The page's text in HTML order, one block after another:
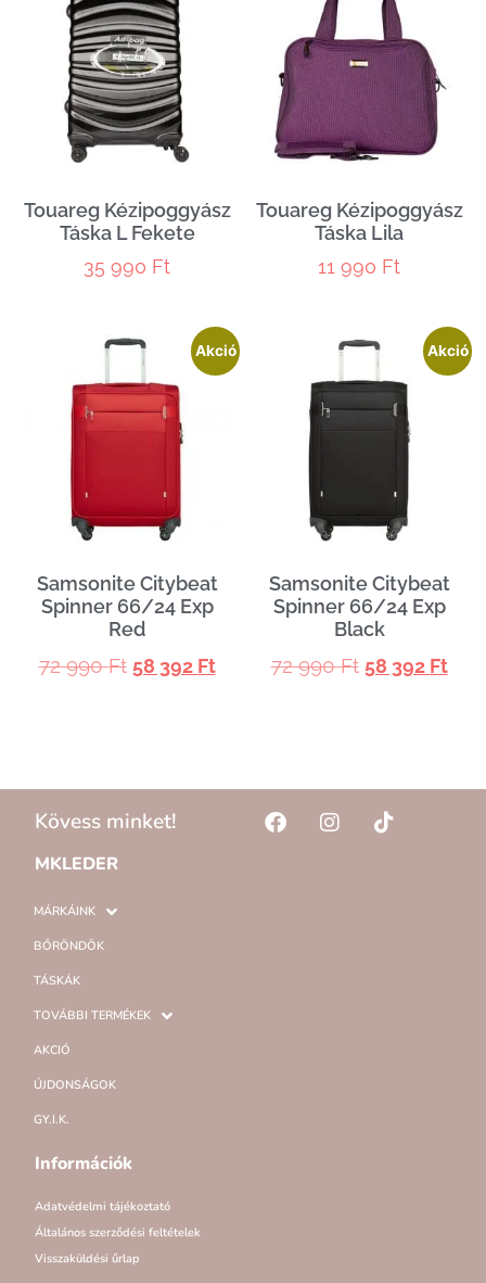
Touareg Kézipoggyász
Táska L Fekete
35 990 Ft
Touareg Kézipoggyász
Táska Lila
11 990 Ft
Akció
Samsonite Citybeat
Spinner 66/24 Exp
Red
72 990Ft 58 392 Ft
Akció
Samsonite Citybeat
Spinner 66/24 Exp
Black
72 990Ft 58 392 Ft
Kövess minket!
MKLEDER
MÁRKÁINK
BŐRÖNDÖK
TÁSKÁK
TOVÁBBI TERMÉKEK
AKCIÓ
ÚJDONSÁGOK
GY.I.K.
Információk
Adatvédelmi tájékoztató
Általános szerződési feltételek
Visszaküldési űrlap